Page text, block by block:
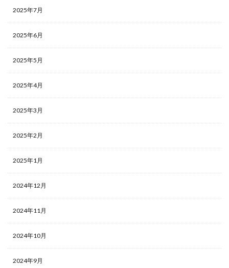
2025年7月
2025年6月
2025年5月
2025年4月
2025年3月
2025年2月
2025年1月
2024年12月
2024年11月
2024年10月
2024年9月